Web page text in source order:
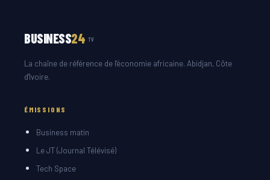
BUSINESS24 TV
La chaîne de référence de l'économie africaine. Abidjan, Côte
d'Ivoire.
ÉMISSIONS
Business matin
Le JT (Journal Télévisé)
Tech Space